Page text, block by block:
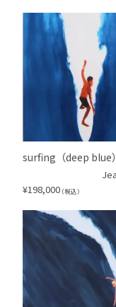
surfing（deep blue）
¥198,000 （税込）